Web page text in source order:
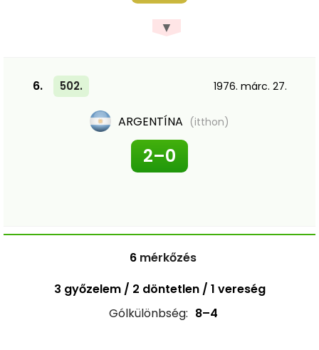
▼
6. 502. 1976. márc. 27.
ARGENTÍNA (itthon)
2–0
6 mérkőzés
3 győzelem / 2 döntetlen / 1 vereség
Gólkülönbség: 8–4